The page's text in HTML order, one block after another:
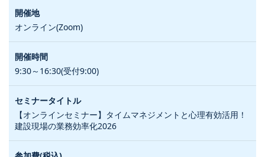
オンライン(Zoom)
9:30～16:30(受付9:00)
【オンラインセミナー】タイムマネジメントと心理有効活用！
建設現場の業務効率化2026